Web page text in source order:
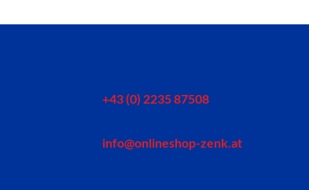
+43 (0) 2235 87508
info@onlineshop-zenk.at